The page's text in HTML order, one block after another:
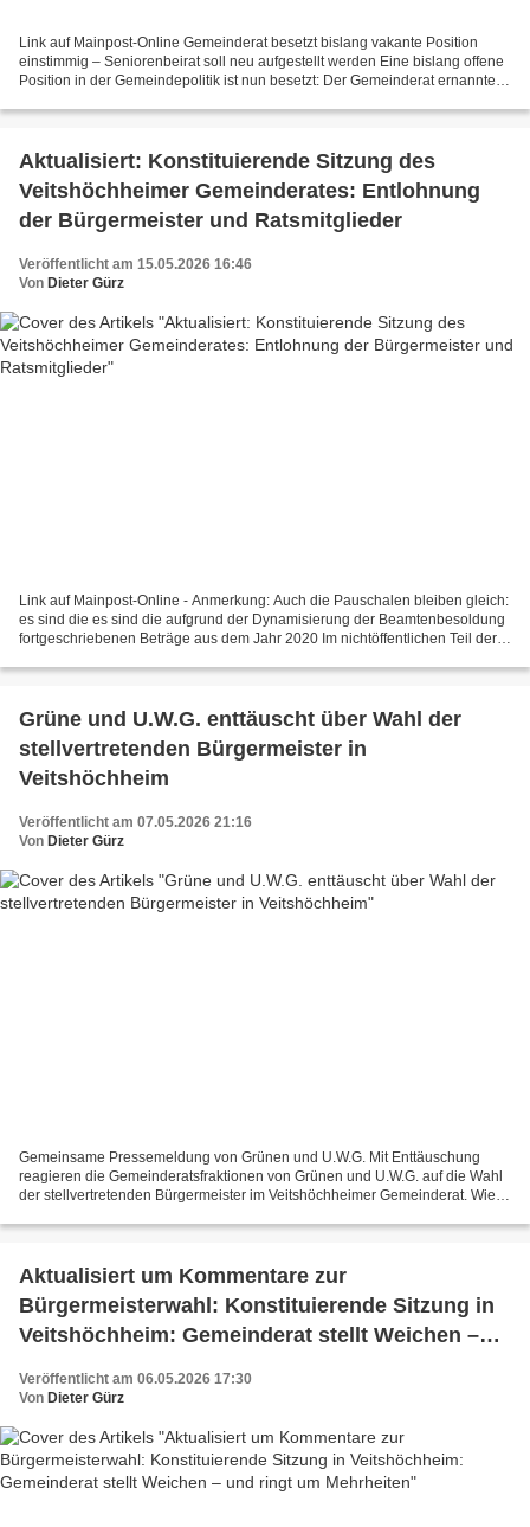
Link auf Mainpost-Online Gemeinderat besetzt bislang vakante Position
einstimmig – Seniorenbeirat soll neu aufgestellt werden Eine bislang offene
Position in der Gemeindepolitik ist nun besetzt: Der Gemeinderat ernannte in
Aktualisiert: Konstituierende Sitzung des
Veitshöchheimer Gemeinderates: Entlohnung
der Bürgermeister und Ratsmitglieder
Veröffentlicht am 15.05.2026 16:46
Von Dieter Gürz
Link auf Mainpost-Online - Anmerkung: Auch die Pauschalen bleiben gleich:
es sind die es sind die aufgrund der Dynamisierung der Beamtenbesoldung
fortgeschriebenen Beträge aus dem Jahr 2020 Im nichtöffentlichen Teil der
Grüne und U.W.G. enttäuscht über Wahl der
stellvertretenden Bürgermeister in
Veitshöchheim
Veröffentlicht am 07.05.2026 21:16
Von Dieter Gürz
Gemeinsame Pressemeldung von Grünen und U.W.G. Mit Enttäuschung
reagieren die Gemeinderatsfraktionen von Grünen und U.W.G. auf die Wahl
der stellvertretenden Bürgermeister im Veitshöchheimer Gemeinderat. Wie
Aktualisiert um Kommentare zur
Bürgermeisterwahl: Konstituierende Sitzung in
Veitshöchheim: Gemeinderat stellt Weichen –
Veröffentlicht am 06.05.2026 17:30
Von Dieter Gürz